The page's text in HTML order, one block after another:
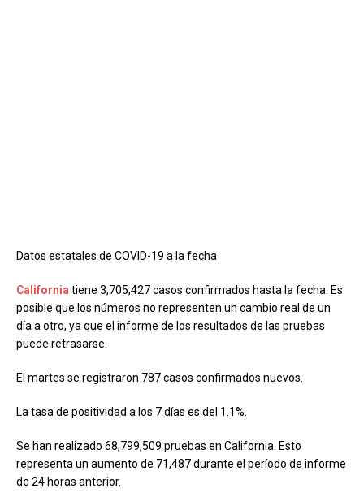
Datos estatales de COVID-19 a la fecha
California tiene 3,705,427 casos confirmados hasta la fecha. Es
posible que los números no representen un cambio real de un
día a otro, ya que el informe de los resultados de las pruebas
puede retrasarse.
El martes se registraron 787 casos confirmados nuevos.
La tasa de positividad a los 7 días es del 1.1%.
Se han realizado 68,799,509 pruebas en California. Esto
representa un aumento de 71,487 durante el período de informe
de 24 horas anterior.